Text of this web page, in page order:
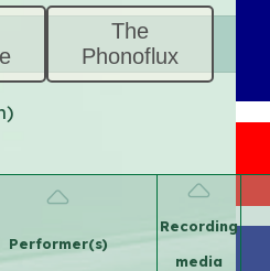
The
Phonoflux
Performer(s)
Recording
media